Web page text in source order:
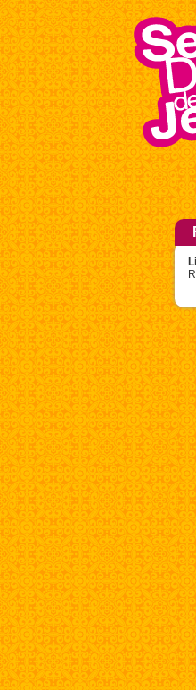
foi. Amen, je vous le dis : si